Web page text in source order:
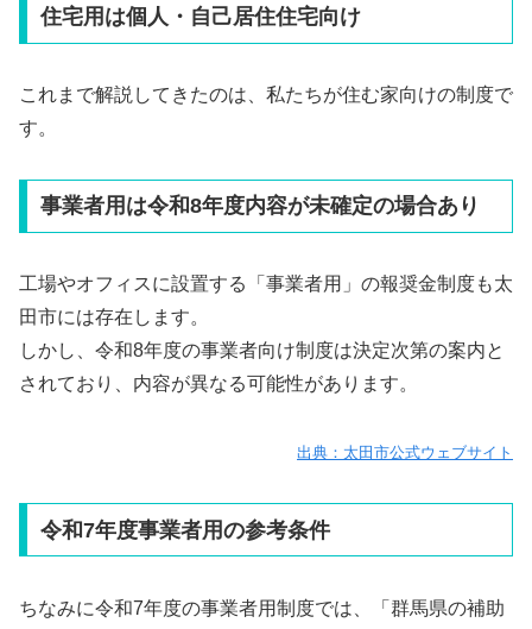
住宅用は個人・自己居住住宅向け
これまで解説してきたのは、私たちが住む家向けの制度で
す。
事業者用は令和8年度内容が未確定の場合あり
工場やオフィスに設置する「事業者用」の報奨金制度も太
田市には存在します。
しかし、令和8年度の事業者向け制度は決定次第の案内と
されており、内容が異なる可能性があります。
出典：太田市公式ウェブサイト
令和7年度事業者用の参考条件
ちなみに令和7年度の事業者用制度では、「群馬県の補助